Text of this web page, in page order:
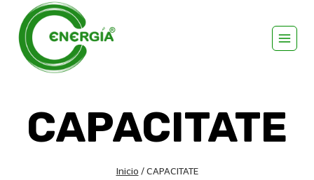
CAPACITATE
Inicio / CAPACITATE